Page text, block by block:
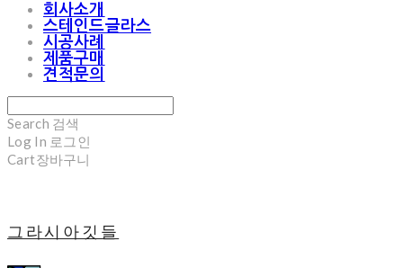
회사소개
스테인드글라스
시공사례
제품구매
견적문의
Search 검색
Log In 로그인
Cart장바구니
그라시아깃들